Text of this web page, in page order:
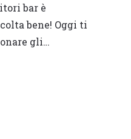
bar è
bene! Oggi ti
gli…